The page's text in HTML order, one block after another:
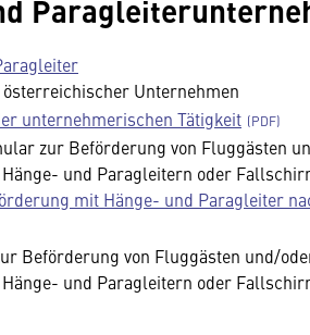
Unternehmen
unternehmerischen Tätigkeit
zur Beförderung von Fluggästen
und Paragleitern oder
mit Hänge- und Paragleiter
Beförderung von Fluggästen und/
und Paragleitern oder